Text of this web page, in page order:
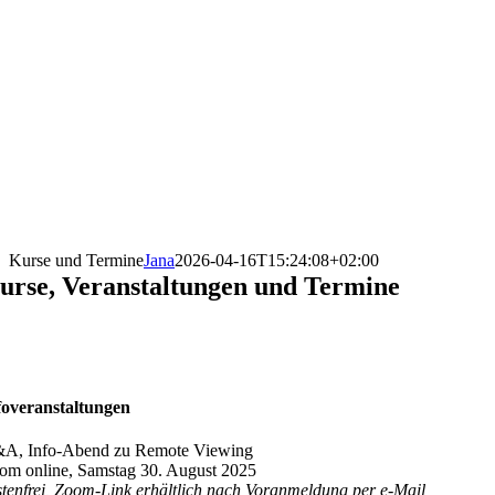
Kurse und TermineJana2026-04-16T15:24:08+02:00
Veranstaltungen und Termine
Info-Abend zu Remote Viewing
online, Samstag 30. August 2025
Zoom-Link erhältlich nach Voranmeldung per e-Mail